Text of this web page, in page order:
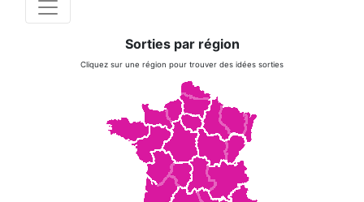
Sorties par région
Cliquez sur une région pour trouver des idées sorties